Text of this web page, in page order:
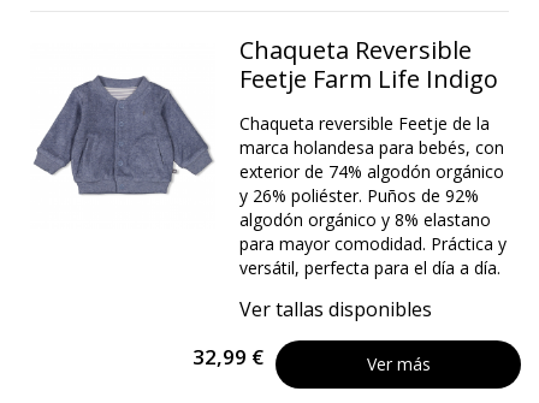
Chaqueta Reversible
Feetje Farm Life Indigo
Chaqueta reversible Feetje de la
marca holandesa para bebés, con
exterior de 74% algodón orgánico
y 26% poliéster. Puños de 92%
algodón orgánico y 8% elastano
para mayor comodidad. Práctica y
versátil, perfecta para el día a día.
Ver tallas disponibles
32,99 € Ver más